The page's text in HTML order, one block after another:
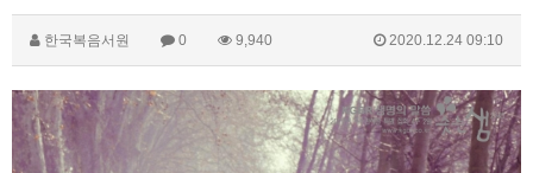
한국복음서원 0 9,940 2020.12.24 09:10